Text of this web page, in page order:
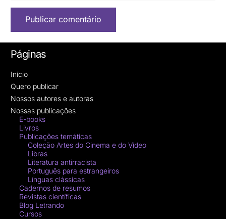
Publicar comentário
Páginas
Início
Quero publicar
Nossos autores e autoras
Nossas publicações
E-books
Livros
Publicações temáticas
Coleção Artes do Cinema e do Vídeo
Libras
Literatura antirracista
Português para estrangeiros
Línguas clássicas
Cadernos de resumos
Revistas científicas
Blog Letrando
Cursos